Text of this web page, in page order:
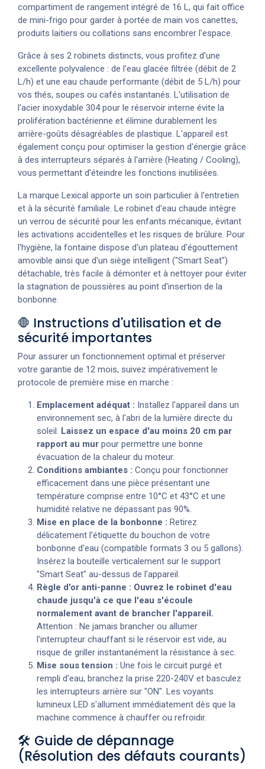
compartiment de rangement intégré de 16 L, qui fait office
de mini-frigo pour garder à portée de main vos canettes,
produits laitiers ou collations sans encombrer l'espace.
Grâce à ses 2 robinets distincts, vous profitez d'une
excellente polyvalence : de l'eau glacée filtrée (débit de 2
L/h) et une eau chaude performante (débit de 5 L/h) pour
vos thés, soupes ou cafés instantanés. L'utilisation de
l'acier inoxydable 304 pour le réservoir interne évite la
prolifération bactérienne et élimine durablement les
arrière-goûts désagréables de plastique. L'appareil est
également conçu pour optimiser la gestion d'énergie grâce
à des interrupteurs séparés à l'arrière (Heating / Cooling),
vous permettant d'éteindre les fonctions inutilisées.
La marque Lexical apporte un soin particulier à l'entretien
et à la sécurité familiale. Le robinet d'eau chaude intègre
un verrou de sécurité pour les enfants mécanique, évitant
les activations accidentelles et les risques de brûlure. Pour
l'hygiène, la fontaine dispose d'un plateau d'égouttement
amovible ainsi que d'un siège intelligent ("Smart Seat")
détachable, très facile à démonter et à nettoyer pour éviter
la stagnation de poussières au point d'insertion de la
bonbonne.
🛑 Instructions d'utilisation et de
sécurité importantes
Pour assurer un fonctionnement optimal et préserver
votre garantie de 12 mois, suivez impérativement le
protocole de première mise en marche :
Emplacement adéquat : Installez l'appareil dans un
environnement sec, à l'abri de la lumière directe du
soleil. Laissez un espace d'au moins 20 cm par
rapport au mur pour permettre une bonne
évacuation de la chaleur du moteur.
Conditions ambiantes : Conçu pour fonctionner
efficacement dans une pièce présentant une
température comprise entre 10°C et 43°C et une
humidité relative ne dépassant pas 90%.
Mise en place de la bonbonne : Retirez
délicatement l'étiquette du bouchon de votre
bonbonne d'eau (compatible formats 3 ou 5 gallons).
Insérez la bouteille verticalement sur le support
"Smart Seat" au-dessus de l'appareil.
Règle d'or anti-panne : Ouvrez le robinet d'eau
chaude jusqu'à ce que l'eau s'écoule
normalement avant de brancher l'appareil.
Attention : Ne jamais brancher ou allumer
l'interrupteur chauffant si le réservoir est vide, au
risque de griller instantanément la résistance à sec.
Mise sous tension : Une fois le circuit purgé et
rempli d'eau, branchez la prise 220-240V et basculez
les interrupteurs arrière sur "ON". Les voyants
lumineux LED s'allument immédiatement dès que la
machine commence à chauffer ou refroidir.
🛠️ Guide de dépannage
(Résolution des défauts courants)